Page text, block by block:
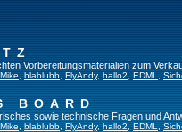
Vorbereitungsmaterialien zum
blablubb FlyAndy, hallo2 EDML
BOARD
sowie technische Fragen und
blablubb FlyAndy, hallo2 EDML